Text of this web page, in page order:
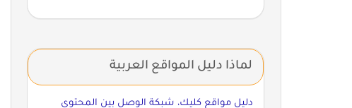
لماذا دليل المواقع العربية
دليل مواقع كليك، شبكة الوصل بين المحتوى